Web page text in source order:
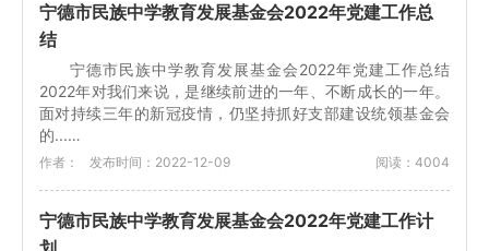
宁德市民族中学教育发展基金会2022年党建工作总
结
宁德市民族中学教育发展基金会2022年党建工作总结
2022年对我们来说，是继续前进的一年、不断成长的一年。
面对持续三年的新冠疫情，仍坚持抓好支部建设统领基金会
的...…
作者： 发布时间：2022-12-09 阅读：4004
宁德市民族中学教育发展基金会2022年党建工作计